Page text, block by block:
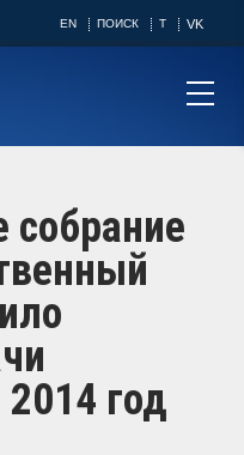
EN ПОИСК T VK
год